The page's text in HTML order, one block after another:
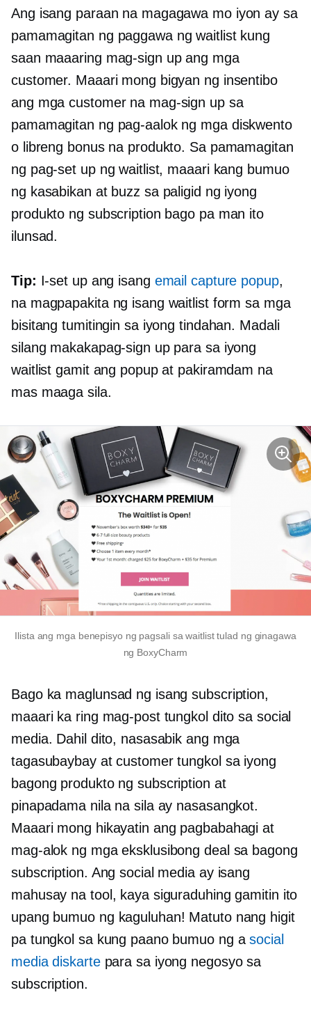
Ang isang paraan na magagawa mo iyon ay sa
pamamagitan ng paggawa ng waitlist kung
saan maaaring mag-sign up ang mga
customer. Maaari mong bigyan ng insentibo
ang mga customer na mag-sign up sa
pamamagitan ng pag-aalok ng mga diskwento
o libreng bonus na produkto. Sa pamamagitan
ng pag-set up ng waitlist, maaari kang bumuo
ng kasabikan at buzz sa paligid ng iyong
produkto ng subscription bago pa man ito
ilunsad.
Tip: I-set up ang isang email capture popup,
na magpapakita ng isang waitlist form sa mga
bisitang tumitingin sa iyong tindahan. Madali
silang makakapag-sign up para sa iyong
waitlist gamit ang popup at pakiramdam na
mas maaga sila.
Ilista ang mga benepisyo ng pagsali sa waitlist tulad ng ginagawa
ng BoxyCharm
Bago ka maglunsad ng isang subscription,
maaari ka ring mag-post tungkol dito sa social
media. Dahil dito, nasasabik ang mga
tagasubaybay at customer tungkol sa iyong
bagong produkto ng subscription at
pinapadama nila na sila ay nasasangkot.
Maaari mong hikayatin ang pagbabahagi at
mag-alok ng mga eksklusibong deal sa bagong
subscription. Ang social media ay isang
mahusay na tool, kaya siguraduhing gamitin ito
upang bumuo ng kaguluhan! Matuto nang higit
pa tungkol sa kung paano bumuo ng asocial
media diskartepara sa iyong negosyo sa
subscription.